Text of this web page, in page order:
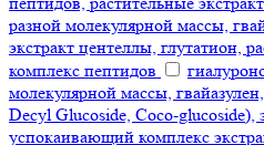
разной молекулярной массы,
экстракт центеллы, глутатион,
комплекс пептидов
молекулярной массы,
Decyl Glucoside, Coco-glucoside),
успокаивающий комплекс